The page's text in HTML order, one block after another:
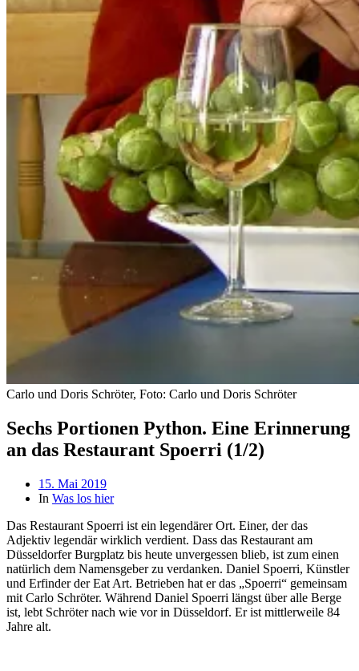
Carlo und Doris Schröter, Foto: Carlo und Doris Schröter
Sechs Portionen Python. Eine Erinnerung
an das Restaurant Spoerri (1/2)
Beitragsdatum
15. Mai 2019
In Was los hier
Das Restaurant Spoerri ist ein legendärer Ort. Einer, der das
Adjektiv legendär wirklich verdient. Dass das Restaurant am
Düsseldorfer Burgplatz bis heute unvergessen blieb, ist zum einen
natürlich dem Namensgeber zu verdanken. Daniel Spoerri, Künstler
und Erfinder der Eat Art. Betrieben hat er das „Spoerri“ gemeinsam
mit Carlo Schröter. Während Daniel Spoerri längst über alle Berge
ist, lebt Schröter nach wie vor in Düsseldorf. Er ist mittlerweile 84
Jahre alt.